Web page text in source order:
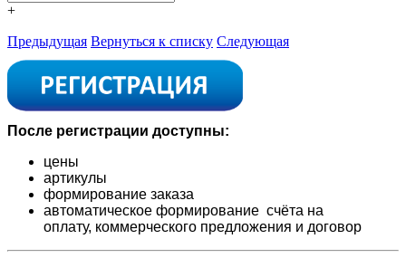
+
Предыдущая Вернуться к списку Следующая
После регистрации доступны:
цены
артикулы
формирование заказа
автоматическое формирование счёта на
оплату, коммерческого предложения и договор